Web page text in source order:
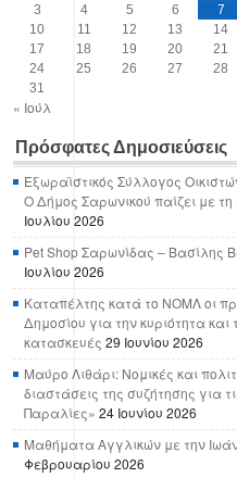
3
4 5 6 7
10
11 12 13 14
17
18 19 20 21
24
25 26 27 28
31
« Ιούλ
Πρόσφατες Δημοσιεύσεις
Εξωραϊστικός Σύλλογος
Ο Δήμος Σαρωνικού παίζει με
Ιουλίου 2026
Pet Shop Σαρωνίδας – Βασίλης
Ιουλίου 2026
Καταπέλτης κατά το ΝΟΜΛ οι
Δημοσίου για την κυριότητα και
κατασκευές 29 Ιουνίου 2026
Μαύρο Λιθάρι: Νομικές και
διαστάσεις της συζήτησης για
Παραλίες» 24 Ιουνίου 2026
Μαθήματα Αγγλικών με την
Φεβρουαρίου 2026